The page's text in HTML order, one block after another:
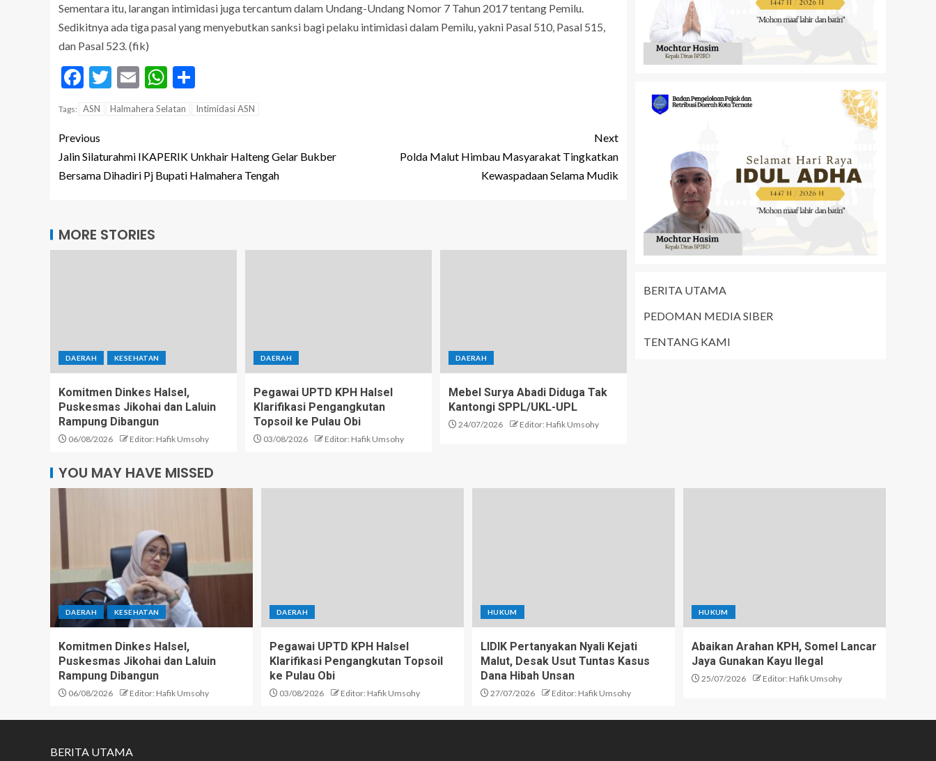
Sementara itu, larangan intimidasi juga tercantum dalam Undang-Undang Nomor 7 Tahun 2017 tentang Pemilu.
Sedikitnya ada tiga pasal yang menyebutkan sanksi bagi pelaku intimidasi dalam Pemilu, yakni Pasal 510, Pasal 515,
dan Pasal 523. (fik)
Facebook
Twitter
EmailWhatsApp
Tags: ASN Halmahera Selatan Intimidasi ASN
Previous
Jalin Silaturahmi IKAPERIK Unkhair Halteng Gelar Bukber
Bersama Dihadiri Pj Bupati Halmahera Tengah
Next
Polda Malut Himbau Masyarakat Tingkatkan
Kewaspadaan Selama Mudik
MORE STORIES
DAERAH KESEHATAN
Komitmen Dinkes Halsel,
Puskesmas Jikohai dan Laluin
Rampung Dibangun
06/08/2026 Editor: Hafik Umsohy
DAERAH
Pegawai UPTD KPH Halsel
Klarifikasi Pengangkutan
Topsoil ke Pulau Obi
03/08/2026 Editor: Hafik Umsohy
DAERAH
Mebel Surya Abadi Diduga Tak
Kantongi SPPL/UKL-UPL
24/07/2026 Editor: Hafik Umsohy
BERITA UTAMA
PEDOMAN MEDIA SIBER
TENTANG KAMI
YOU MAY HAVE MISSED
DAERAH KESEHATAN
Komitmen Dinkes Halsel,
Puskesmas Jikohai dan Laluin
Rampung Dibangun
06/08/2026 Editor: Hafik Umsohy
DAERAH
Pegawai UPTD KPH Halsel
Klarifikasi Pengangkutan Topsoil
ke Pulau Obi
03/08/2026 Editor: Hafik Umsohy
HUKUM
LIDIK Pertanyakan Nyali Kejati
Malut, Desak Usut Tuntas Kasus
Dana Hibah Unsan
27/07/2026 Editor: Hafik Umsohy
HUKUM
Abaikan Arahan KPH, Somel Lancar
Jaya Gunakan Kayu Ilegal
25/07/2026 Editor: Hafik Umsohy
BERITA UTAMA